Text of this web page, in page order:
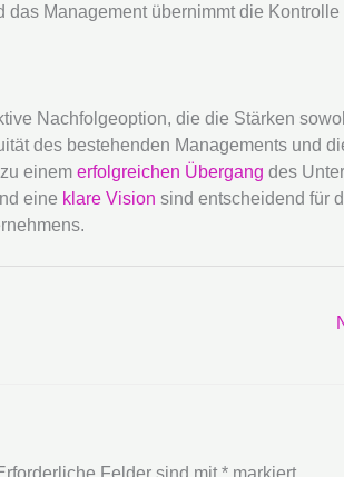
das Management übernimmt die Kontrolle
Nachfolgeoption, die die Stärken
des bestehenden Managements und
einem erfolgreichen Übergang des
eine klare Vision sind entscheidend für